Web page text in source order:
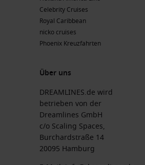
die Hunter River besuchen
und kulturellen
durch Australien sind ideal, um
auch die Städte zu erkunden.
atemberaubenden Küsten bis zu den
gibt es in Australien viele
in Bezug auf Kultur, Natur und
fasziniert mit seinen tropischen
Celebrity Cruises
Royal Caribbean
nicko cruises
Phoenix Kreuzfahrten
Über uns
DREAMLINES.de wird
betrieben von der
Dreamlines GmbH
c/o Scaling Spaces,
Burchardstraße 14
20095 Hamburg